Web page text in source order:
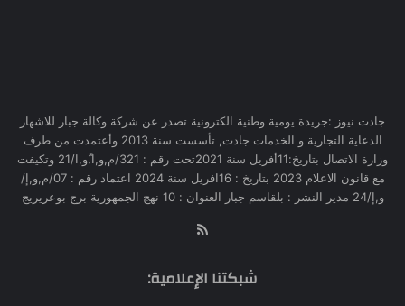
جادت نيوز :جريدة يومية وطنية الكترونية تصدر عن شركة وكالة جبار للاشهار
الدعاية التجارية و الخدمات جادت, تأسست سنة 2013 وأعتمدت من طرف
وزارة الاتصال بتاريخ:11أفريل سنة 2021تحت رقم : 321/م,و,ا,ّو,ا/21 وتكيفت
مع قانون الاعلام 2023 بتاريخ : 16افريل سنة 2024 اعتماد رقم : 07/م,و,إ/
و,إ/24 مدير النشر : بلقاسم جبار العنوان : 10 نهج الجمهورية برج بوعريريج
شبكتنا الإعلامية: